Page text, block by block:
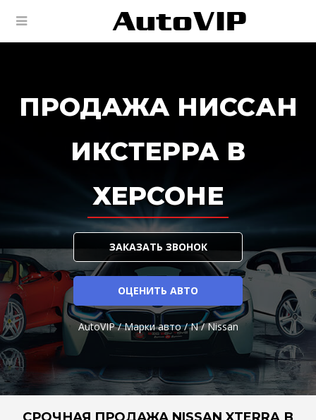
ПРОДАЖА НИССАН
ИКСТЕРРА В
ХЕРСОНЕ
ЗАКАЗАТЬ ЗВОНОК
ОЦЕНИТЬ АВТО
AutoVIP/Марки авто/N/Nissan